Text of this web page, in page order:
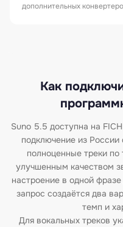
дополнительных
Как
Suno 5.5 доступна на
подключение из России
полноценные треки
улучшенным качеством
настроение в одной
запрос создаётся два
темп и
Для вокальных треков